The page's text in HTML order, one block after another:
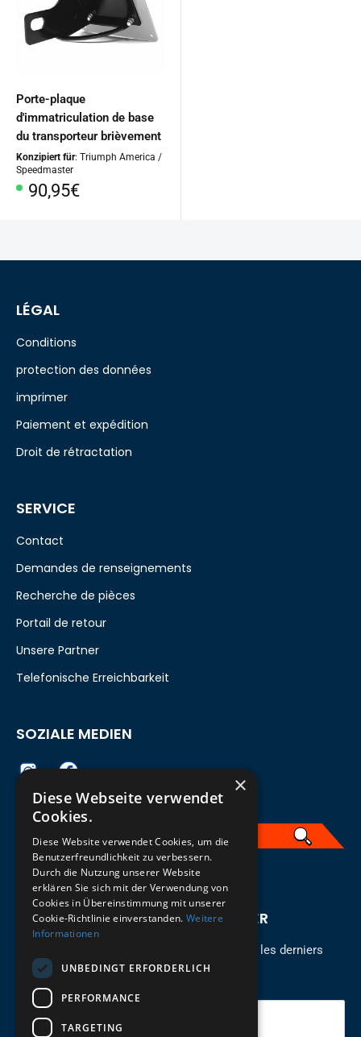
Porte-plaque
d'immatriculation de base
du transporteur brièvement
Konzipiert für: Triumph America /
Speedmaster
Prix
90,95€
INSCRIVEZ-VOUS À LA NEWSLETTER
Restez à jour sur les nouveaux arrivants pour les derniers
modèles!
Votre e-mail
LÉGAL
Conditions
protection des données
imprimer
Paiement et expédition
Droit de rétractation
SERVICE
Contact
Demandes de renseignements
Recherche de pièces
Portail de retour
Unsere Partner
Telefonische Erreichbarkeit
SOZIALE MEDIEN
Französisch
×
Diese Webseite verwendet
Cookies.
Diese Website verwendet Cookies, um die
Benutzerfreundlichkeit zu verbessern.
Durch die Nutzung unserer Website
erklären Sie sich mit der Verwendung von
Cookies in Übereinstimmung mit unserer
Cookie-Richtlinie einverstanden. Weitere
Informationen
UNBEDINGT ERFORDERLICH
PERFORMANCE
TARGETING